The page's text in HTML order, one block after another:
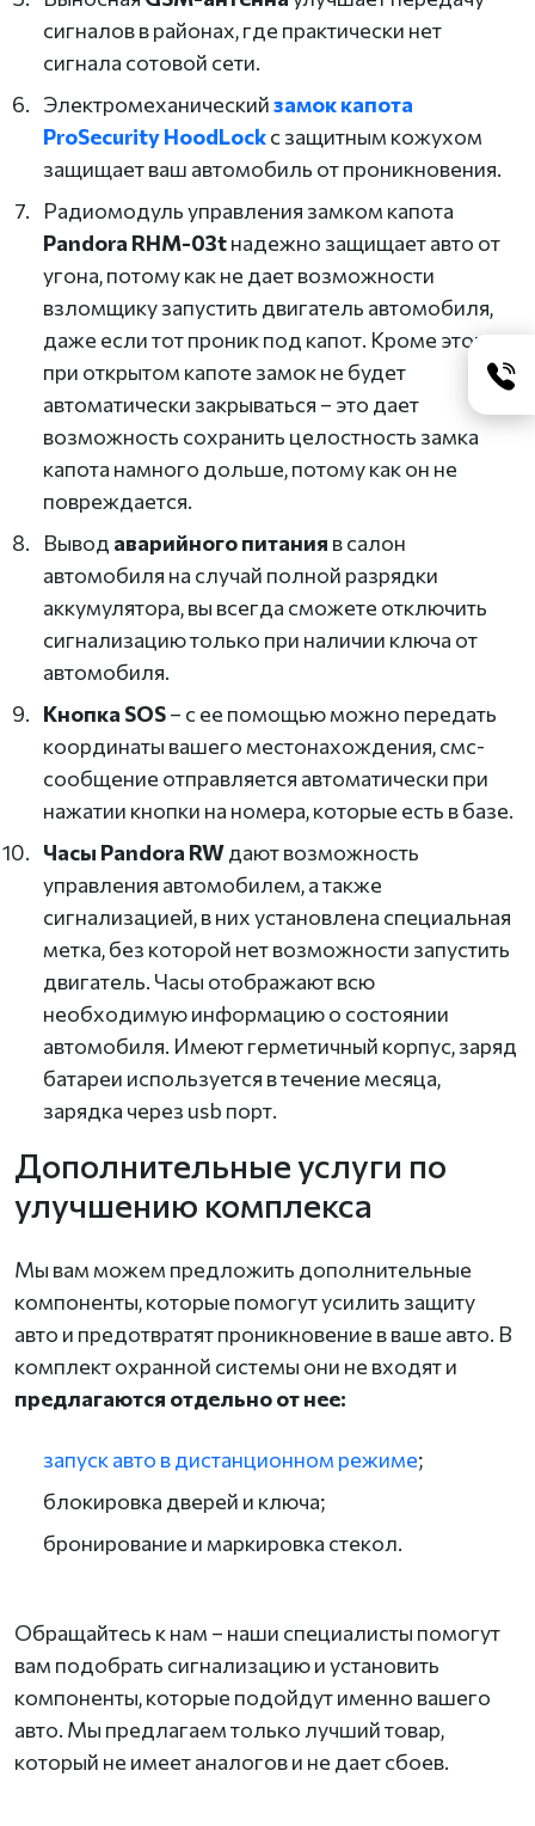
сигналов в районах, где практически нет
сигнала сотовой сети.
Электромеханическийзамок капота
ProSecurity HoodLockс защитным кожухом
защищает ваш автомобиль от проникновения.
Радиомодуль управления замком капота
Pandora RHM-03tнадежно защищает авто от
угона, потому как не дает возможности
взломщику запустить двигатель автомобиля,
даже если тот проник под капот. Кроме этого,
при открытом капоте замок не будет
автоматически закрываться – это дает
возможность сохранить целостность замка
капота намного дольше, потому как он не
повреждается.
Вывод аварийного питания в салон
автомобиля на случай полной разрядки
аккумулятора, вы всегда сможете отключить
сигнализацию только при наличии ключа от
автомобиля.
Кнопка SOS– с ее помощью можно передать
координаты вашего местонахождения, смс-
сообщение отправляется автоматически при
нажатии кнопки на номера, которые есть в базе.
Часы Pandora RWдают возможность
управления автомобилем, а также
сигнализацией, в них установлена специальная
метка, без которой нет возможности запустить
двигатель. Часы отображают всю
необходимую информацию о состоянии
автомобиля. Имеют герметичный корпус, заряд
батареи используется в течение месяца,
зарядка через usb порт.
Дополнительные услуги по
улучшению комплекса
Мы вам можем предложить дополнительные
компоненты, которые помогут усилить защиту
авто и предотвратят проникновение в ваше авто. В
комплект охранной системы они не входят и
предлагаются отдельно от нее:
запуск авто в дистанционном режиме;
блокировка дверей и ключа;
бронирование и маркировка стекол.
Обращайтесь к нам – наши специалисты помогут
вам подобрать сигнализацию и установить
компоненты, которые подойдут именно вашего
авто. Мы предлагаем только лучший товар,
который не имеет аналогов и не дает сбоев.